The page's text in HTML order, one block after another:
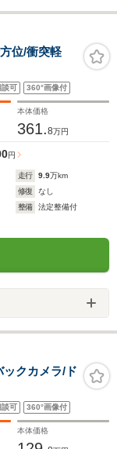
位/衝突軽
談可 360°画像付
本体価格
361.8万円
円
走行 9.9万km
修復
なし
整備
法定整備付
クカメラ/ド
可 360°画像付
本体価格